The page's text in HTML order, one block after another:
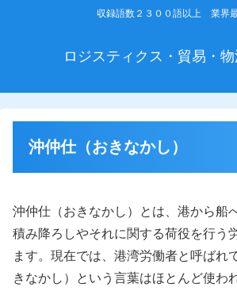
収録語数２３００語以上 業界
ロジスティクス・貿易・
沖仲仕（おきなかし）
沖仲仕（おきなかし）とは、港から船
積み降ろしやそれに関する荷役を行う
ます。現在では、港湾労働者と呼ばれ
きなかし）という言葉はほとんど使わ